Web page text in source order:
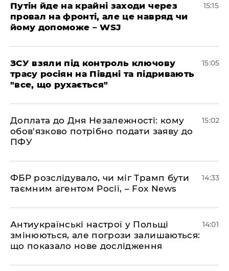
Путін йде на крайні заходи через
провал на фронті, але це навряд чи
йому допоможе – WSJ
15:15
ЗСУ взяли під контроль ключову
трасу росіян на Півдні та підривають
"все, що рухається"
15:05
Доплата до Дня Незалежності: кому
обов'язково потрібно подати заяву до
ПФУ
15:02
ФБР розслідувало, чи міг Трамп бути
таємним агентом Росії, – Fox News
14:33
Антиукраїнські настрої у Польщі
змінюються, але погрози залишаються:
що показало нове дослідження
14:01